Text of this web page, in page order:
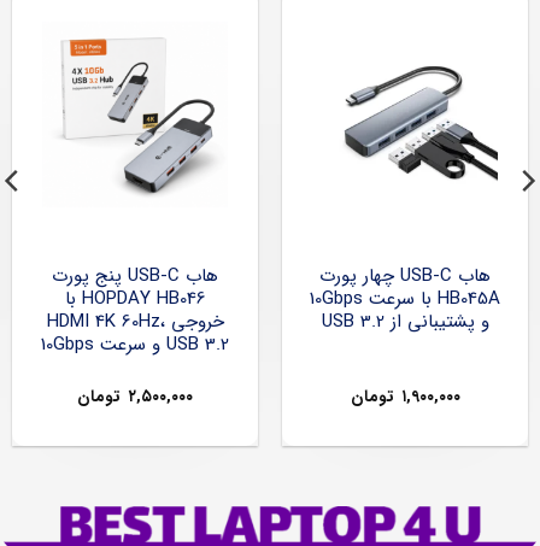
هاب USB-C چهار پورت
HB045A با سرعت 10Gbps
و پشتیبانی از USB 3.2
۱,۹۰۰,۰۰۰ تومان
هاب USB-C پنج پورت
HOPDAY HB046 با
خروجی HDMI 4K 60Hz،
USB 3.2 و سرعت 10Gbps
۲,۵۰۰,۰۰۰ تومان